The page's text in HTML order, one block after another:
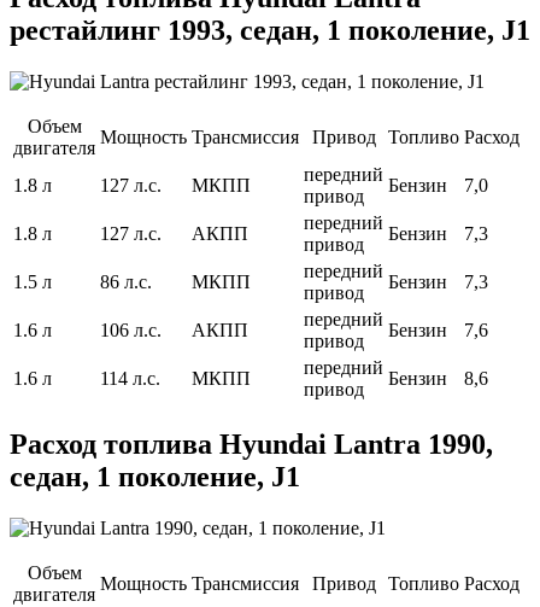
рестайлинг 1993, седан, 1 поколение, J1
Объем
двигателя
Мощность Трансмиссия Привод Топливо Расход
1.8 л 127 л.с. МКПП
передний
привод
Бензин 7,0
1.8 л 127 л.с. АКПП
передний
привод
Бензин 7,3
1.5 л 86 л.с. МКПП
передний
привод
Бензин 7,3
1.6 л 106 л.с. АКПП
передний
привод
Бензин 7,6
1.6 л 114 л.с. МКПП
передний
привод
Бензин 8,6
Расход топлива Hyundai Lantra 1990,
седан, 1 поколение, J1
Объем
двигателя
Мощность Трансмиссия Привод Топливо Расход